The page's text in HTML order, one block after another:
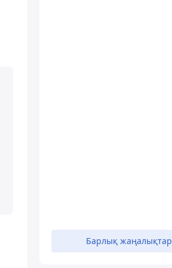
Барлық жаңалықтар